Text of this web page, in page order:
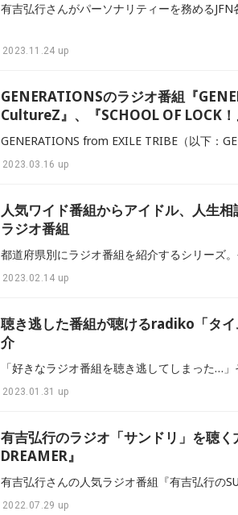
2023.11.24 up
GENERATIONSのラジオ番組『
CultureZ』、『SCHOOL OF LOCK！
2023.03.16 up
人気ワイド番組からアイドル、人生
ラジオ番組
2023.02.14 up
聴き逃した番組が聴けるradiko「タ
介
2023.01.31 up
有吉弘行のラジオ「サンドリ」を聴
DREAMER』
2022.07.29 up